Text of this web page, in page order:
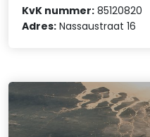
KvK nummer: 85120820
Adres: Nassaustraat 16